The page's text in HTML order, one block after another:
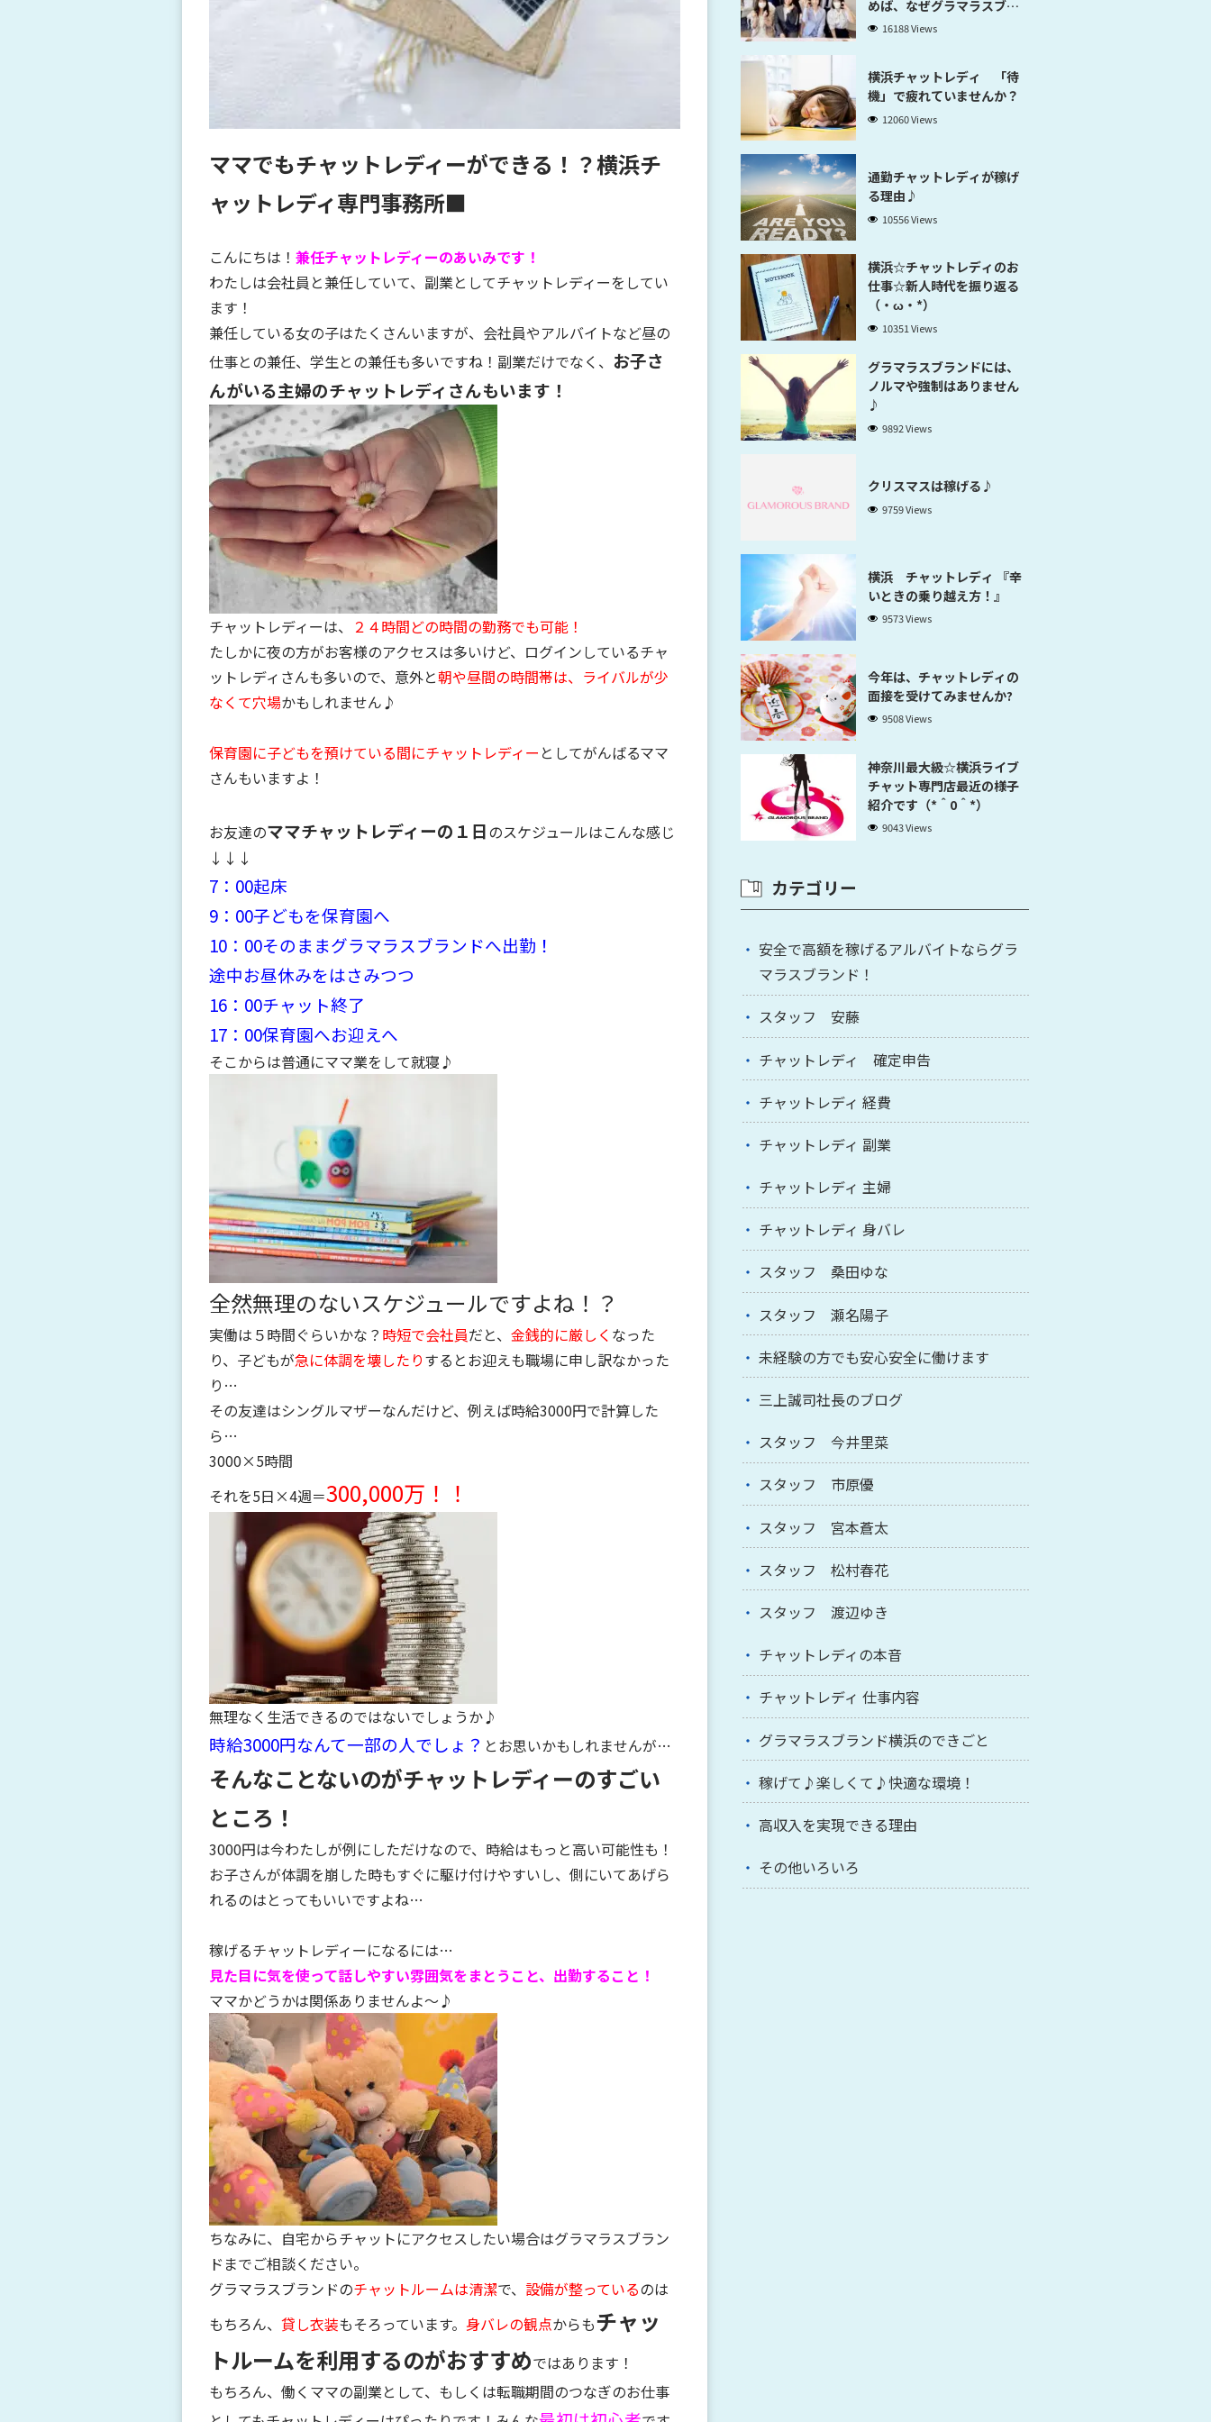
ママでもチャットレディーができる！？横浜チ
ャットレディ専門事務所■
こんにちは！ 兼任チャットレディーのあいみです！
わたしは会社員と兼任していて、副業としてチャットレディーをしてい
ます！
兼任している女の子はたくさんいますが、会社員やアルバイトなど昼の
仕事との兼任、学生との兼任も多いですね！副業だけでなく、 お子さ
んがいる主婦のチャットレディさんもいます！
チャットレディーは、 ２４時間どの時間の勤務でも可能！
たしかに夜の方がお客様のアクセスは多いけど、ログインしているチャ
ットレディさんも多いので、意外と朝や昼間の時間帯は、ライバルが少
なくて穴場かもしれません♪
保育園に子どもを預けている間にチャットレディー としてがんばるママ
さんもいますよ！
お友達のママチャットレディーの１日のスケジュールはこんな感じ
↓↓↓
7：00起床
9：00子どもを保育園へ
10：00そのままグラマラスブランドへ出勤！
途中お昼休みをはさみつつ
16：00チャット終了
17：00保育園へお迎えへ
そこからは普通にママ業をして就寝♪
全然無理のないスケジュールですよね！？
実働は５時間ぐらいかな？ 時短で会社員だと、 金銭的に厳しく なった
り、子どもが急に体調を壊したりするとお迎えも職場に申し訳なかった
り…
その友達はシングルマザーなんだけど、例えば時給3000円で計算した
ら…
3000×5時間
それを5日×4週＝300,000万！！
無理なく生活できるのではないでしょうか♪
時給3000円なんて一部の人でしょ？ とお思いかもしれませんが…
そんなことないのがチャットレディーのすごい
ところ！
3000円は今わたしが例にしただけなので、時給はもっと高い可能性も！
お子さんが体調を崩した時もすぐに駆け付けやすいし、側にいてあげら
れるのはとってもいいですよね…
稼げるチャットレディーになるには…
見た目に気を使って話しやすい雰囲気をまとうこと、出勤すること！
ママかどうかは関係ありませんよ～♪
ちなみに、自宅からチャットにアクセスしたい場合はグラマラスブラン
ドまでご相談ください。
グラマラスブランドのチャットルームは清潔で、 設備が整っているのは
もちろん、 貸し衣装もそろっています。 身バレの観点からもチャッ
トルームを利用するのがおすすめではあります！
もちろん、働くママの副業として、もしくは転職期間のつなぎのお仕事
めば、なぜグラマラスブラ
ンド横浜だと稼げるのかが
16188 Views
横浜チャットレディ 「待
機」で疲れていませんか？
12060 Views
通勤チャットレディが稼げ
る理由♪
10556 Views
横浜☆チャットレディのお
仕事☆新人時代を振り返る
（・ω・*）
10351 Views
グラマラスブランドには、
ノルマや強制はありません
♪
9892 Views
クリスマスは稼げる♪
9759 Views
横浜 チャットレディ 『辛
いときの乗り越え方！』
9573 Views
今年は、チャットレディの
面接を受けてみませんか?
9508 Views
神奈川最大級☆横浜ライブ
チャット専門店最近の様子
紹介です（*＾0＾*）
9043 Views
カテゴリー
安全で高額を稼げるアルバイトならグラ
マラスブランド！
スタッフ 安藤
チャットレディ 確定申告
チャットレディ 経費
チャットレディ 副業
チャットレディ 主婦
チャットレディ 身バレ
スタッフ 桑田ゆな
スタッフ 瀬名陽子
未経験の方でも安心安全に働けます
三上誠司社長のブログ
スタッフ 今井里菜
スタッフ 市原優
スタッフ 宮本蒼太
スタッフ 松村春花
スタッフ 渡辺ゆき
チャットレディの本音
チャットレディ 仕事内容
グラマラスブランド横浜のできごと
稼げて♪楽しくて♪快適な環境！
高収入を実現できる理由
その他いろいろ